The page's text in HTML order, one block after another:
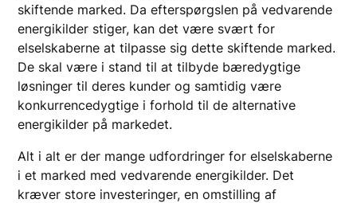
skiftende marked. Da efterspørgslen på vedvarende
energikilder stiger, kan det være svært for
elselskaberne at tilpasse sig dette skiftende marked.
De skal være i stand til at tilbyde bæredygtige
løsninger til deres kunder og samtidig være
konkurrencedygtige i forhold til de alternative
energikilder på markedet.
Alt i alt er der mange udfordringer for elselskaberne
i et marked med vedvarende energikilder. Det
kræver store investeringer, en omstilling af